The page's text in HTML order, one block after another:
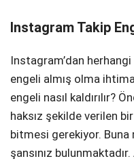
Instagram Takip
Instagram’dan
engeli almış olma
engeli nasıl kaldırılır?
haksız şekilde verilen
bitmesi gerekiyor.
şansınız